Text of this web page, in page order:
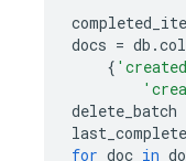
docs = db .
{
delete_batch
for doc in